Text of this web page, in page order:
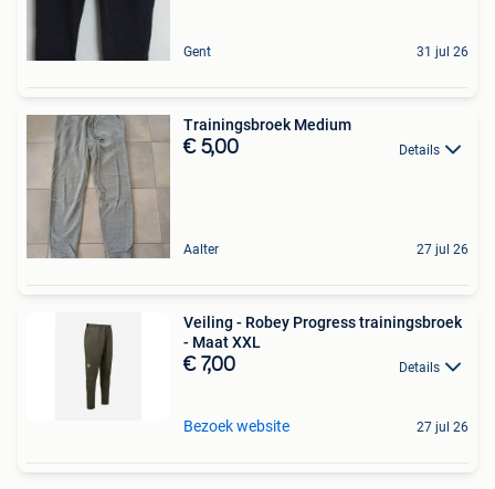
Gent 31 jul 26
Trainingsbroek Medium
€ 5,00 Details
Aalter 27 jul 26
Veiling - Robey Progress trainingsbroek
- Maat XXL
€ 7,00 Details
Bezoek website 27 jul 26